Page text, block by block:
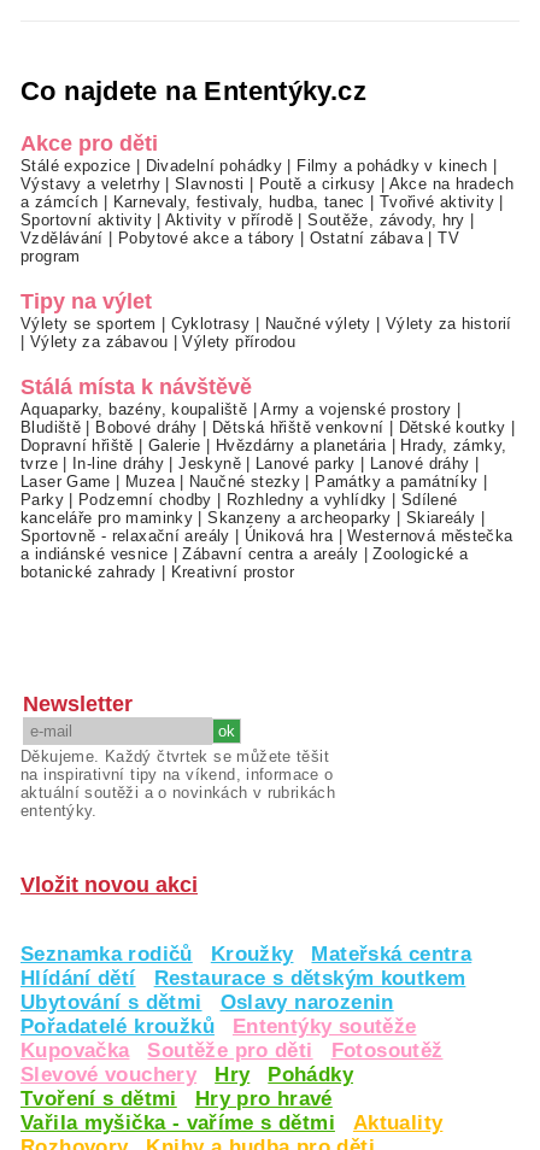
Co najdete na Ententýky.cz
Akce pro děti
Stálé expozice Divadelní pohádky Filmy a pohádky v kinech
Výstavy a veletrhy|Slavnosti Poutě a cirkusy
Akce na hradech
a zámcích
Karnevaly, festivaly, hudba, tanec Tvořivé aktivity
Sportovní aktivity|Aktivity v přírodě |Soutěže, závody, hry
Vzdělávání
Pobytové akce a tábory Ostatní zábava|TV
program
Tipy na výlet
Výlety se sportem Cyklotrasy Naučné výlety
Výlety za historií
Výlety za zábavou |Výlety přírodou
Stálá místa k návštěvě
Aquaparky, bazény, koupaliště |Army a vojenské prostory
Bludiště
Bobové dráhy Dětská hřiště venkovní Dětské koutky
Dopravní hřiště
Galerie Hvězdárny a planetária|
Hrady, zámky,
tvrze| In-line dráhy |Jeskyně| Lanové parky Lanové dráhy
Laser Game
Muzea| Naučné stezky Památky a památníky
Parky| Podzemní chodby Rozhledny a vyhlídky
Sdílené
kanceláře pro maminky |Skanzeny a archeoparky Skiareály
Sportovně - relaxační areály
Úniková hra|Westernová městečka
a indiánské vesnice |Zábavní centra a areály |Zoologické a
botanické zahrady
Kreativní prostor
Newsletter
Děkujeme. Každý čtvrtek se můžete těšit
na inspirativní tipy na víkend, informace o
aktuální soutěži a o novinkách v rubrikách
ententýky.
Vložit novou akci
Seznamka rodičů Kroužky
Mateřská centra
Hlídání dětí
Restaurace s dětským koutkem
Ubytování s dětmi
Oslavy narozenin
Pořadatelé kroužků
Ententýky soutěže
Kupovačka
Soutěže pro děti
Fotosoutěž
Slevové vouchery
Hry
Pohádky
Tvoření s dětmi
Hry pro hravé
Vařila myšička - vaříme s dětmi
Aktuality